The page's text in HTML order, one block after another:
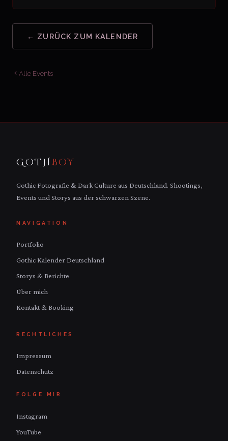
← ZURÜCK ZUM KALENDER
Alle Events
GOTH BOY
Gothic Fotografie & Dark Culture aus Deutschland. Shootings,
Events und Storys aus der schwarzen Szene.
NAVIGATION
Portfolio
Gothic Kalender Deutschland
Storys & Berichte
Über mich
Kontakt & Booking
RECHTLICHES
Impressum
Datenschutz
FOLGE MIR
Instagram
YouTube